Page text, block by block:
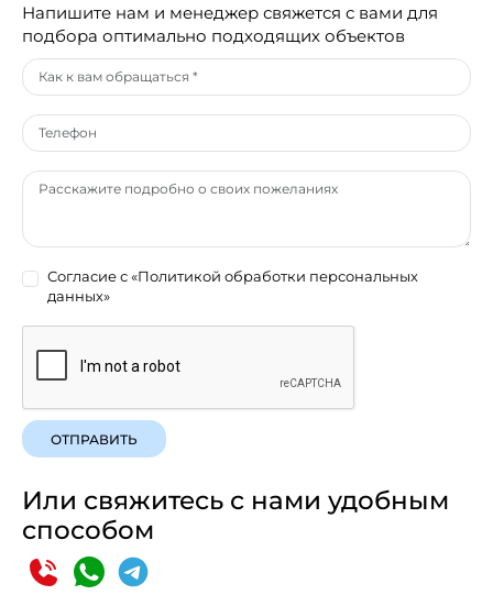
Напишите нам и менеджер свяжется с вами для
подбора оптимально подходящих объектов
Согласие с«Политикой обработки персональных
данных»
ОТПРАВИТЬ
Или свяжитесь с нами удобным
способом